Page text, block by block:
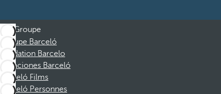
Groupe
Groupe Barceló
Fondation Barcelo
Vacaciones Barceló
Barceló Films
Barceló Personnes